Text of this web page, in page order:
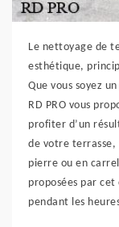
Le nettoyage de
esthétique,
Que vous soyez
RD PRO vous
profiter d’un
de votre terrasse,
pierre ou en
proposées par
pendant les